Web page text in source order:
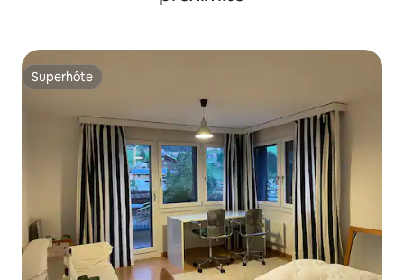
Superhôte
Superhôte